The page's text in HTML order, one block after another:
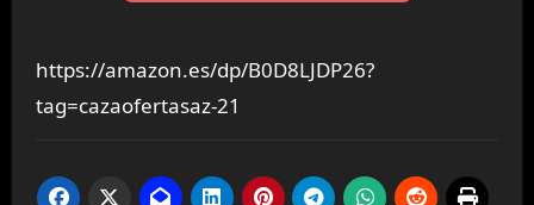
https://amazon.es/dp/B0D8LJDP26?
tag=cazaofertasaz-21